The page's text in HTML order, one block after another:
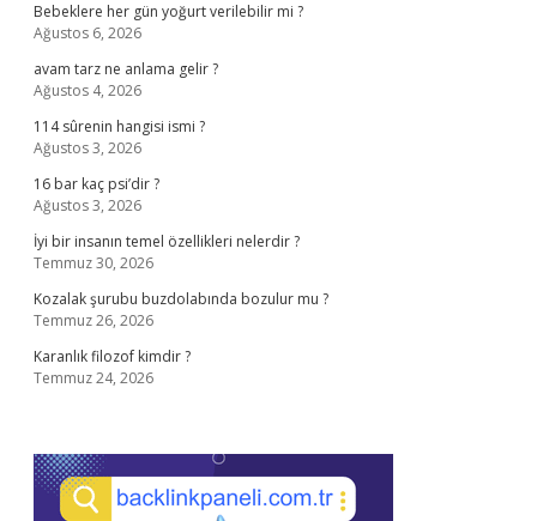
Bebeklere her gün yoğurt verilebilir mi ?
Ağustos 6, 2026
avam tarz ne anlama gelir ?
Ağustos 4, 2026
114 sûrenin hangisi ismi ?
Ağustos 3, 2026
16 bar kaç psi’dir ?
Ağustos 3, 2026
İyi bir insanın temel özellikleri nelerdir ?
Temmuz 30, 2026
Kozalak şurubu buzdolabında bozulur mu ?
Temmuz 26, 2026
Karanlık filozof kimdir ?
Temmuz 24, 2026